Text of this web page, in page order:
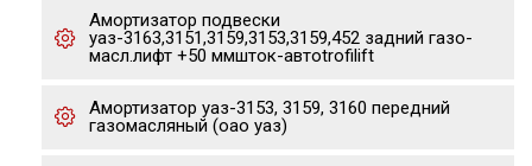
Амортизатор подвески
уаз-3163,3151,3159,3153,3159,452 задний газо-
масл.лифт +50 ммшток-автоtrofilift
Амортизатор уаз-3153, 3159, 3160 передний
газомасляный (оао уаз)